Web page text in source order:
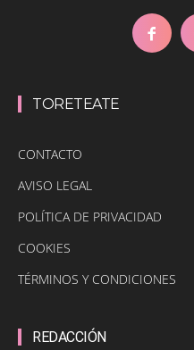
TORETEATE
CONTACTO
AVISO LEGAL
POLÍTICA DE PRIVACIDAD
COOKIES
TÉRMINOS Y CONDICIONES
REDACCIÓN